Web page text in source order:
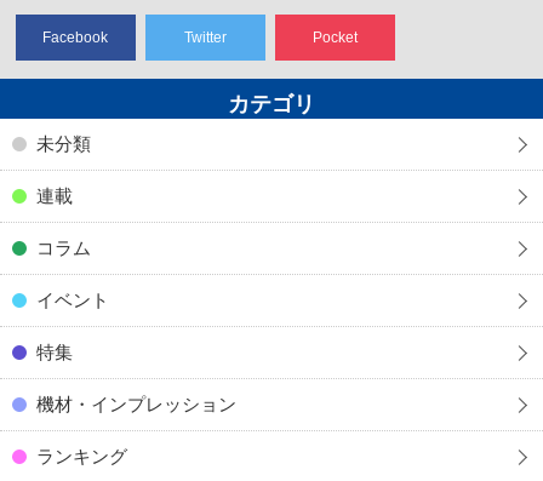
Facebook Twitter Pocket
カテゴリ
未分類
連載
コラム
イベント
特集
機材・インプレッション
ランキング